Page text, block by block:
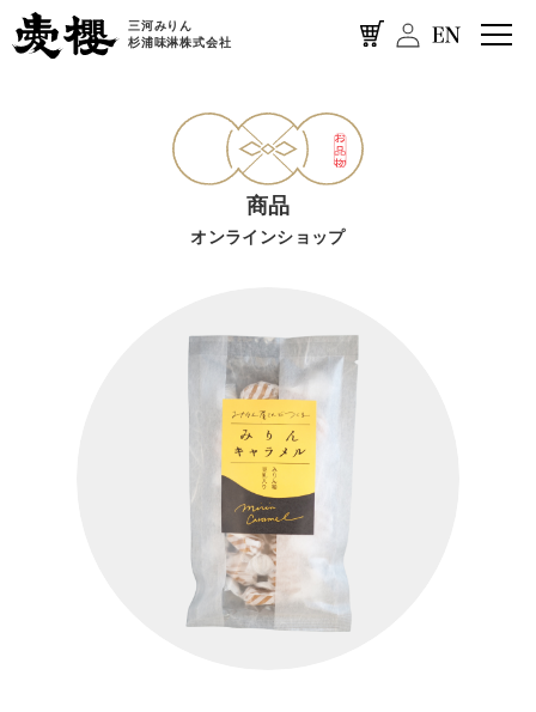
三河みりん
杉浦味淋株式会社
商品
オンラインショップ